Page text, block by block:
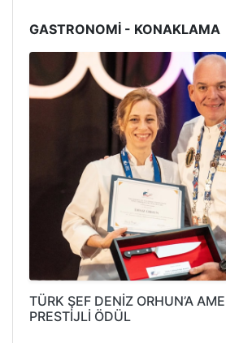
GASTRONOMİ - KONAKLAMA
TÜRK ŞEF DENİZ ORHUN’A
PRESTİJLİ ÖDÜL